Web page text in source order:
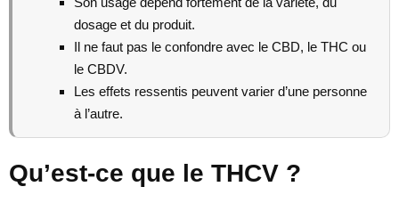
dosage et du produit.
Il ne faut pas le confondre avec le CBD, le THC ou
le CBDV.
Les effets ressentis peuvent varier d’une personne
à l’autre.
Qu’est-ce que le THCV ?